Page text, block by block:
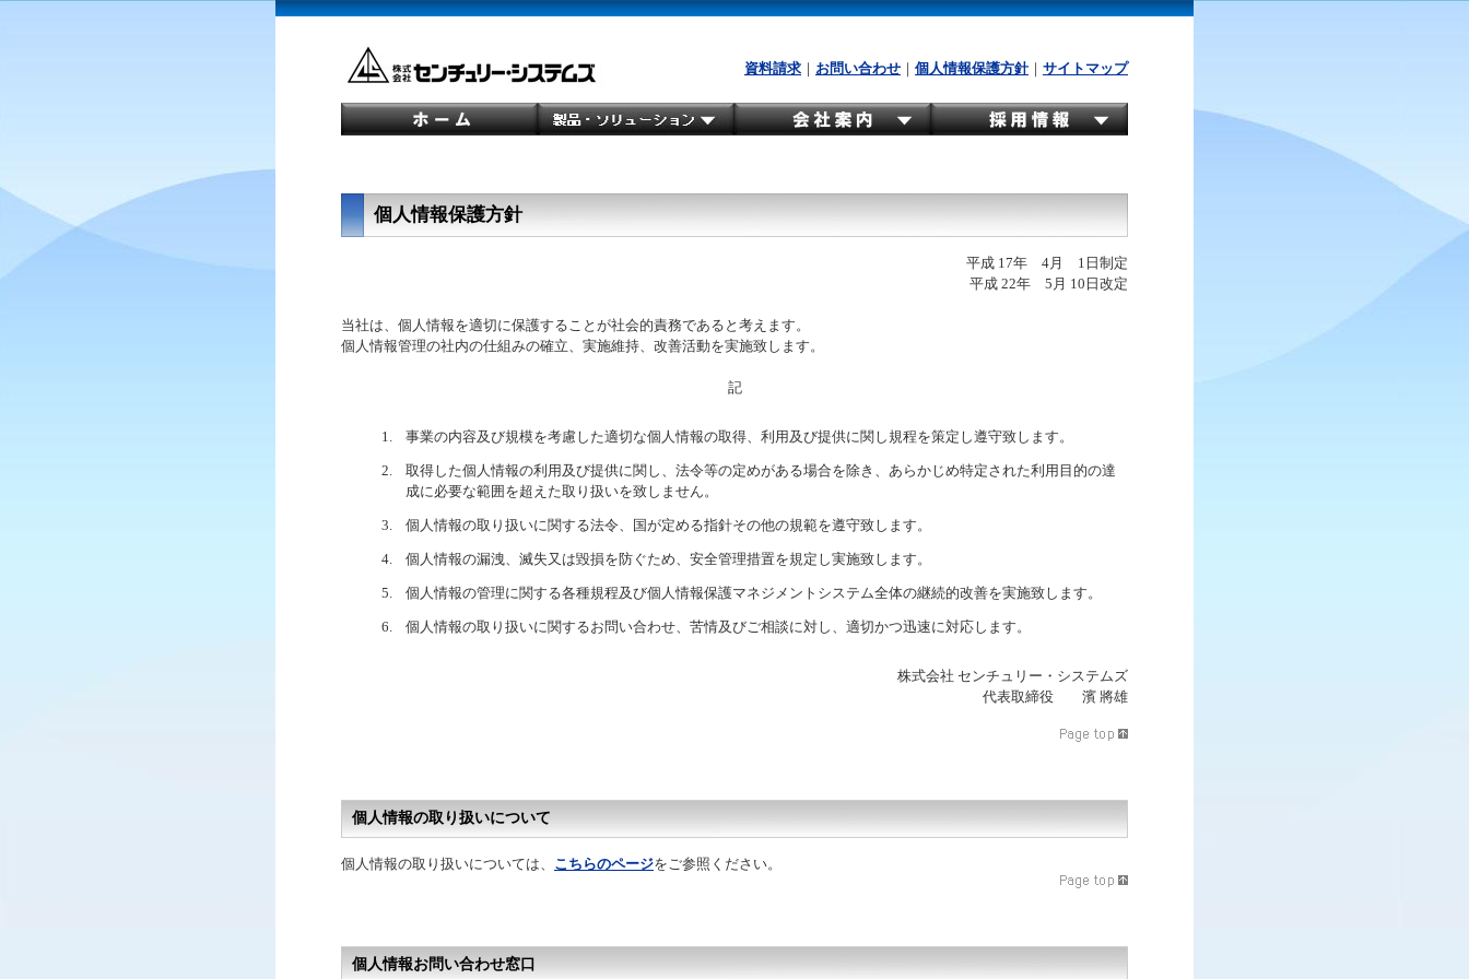
資料請求 お問い合わせ 個人情報保護方針 サイトマップ
個人情報保護方針
平成 17年 4月 1日制定
平成 22年 5月 10日改定
当社は、個人情報を適切に保護することが社会的責務であると考えます。
個人情報管理の社内の仕組みの確立、実施維持、改善活動を実施致します。
記
1. 事業の内容及び規模を考慮した適切な個人情報の取得、利用及び提供に関し規程を策定し遵守致します。
2.
取得した個人情報の利用及び提供に関し、法令等の定めがある場合を除き、あらかじめ特定された利用目的の達
成に必要な範囲を超えた取り扱いを致しません。
3. 個人情報の取り扱いに関する法令、国が定める指針その他の規範を遵守致します。
4. 個人情報の漏洩、滅失又は毀損を防ぐため、安全管理措置を規定し実施致します。
5. 個人情報の管理に関する各種規程及び個人情報保護マネジメントシステム全体の継続的改善を実施致します。
6. 個人情報の取り扱いに関するお問い合わせ、苦情及びご相談に対し、適切かつ迅速に対応します。
株式会社 センチュリー・システムズ
代表取締役 濱 將雄
個人情報の取り扱いについて
個人情報の取り扱いについては、 こちらのページをご参照ください。
個人情報お問い合わせ窓口